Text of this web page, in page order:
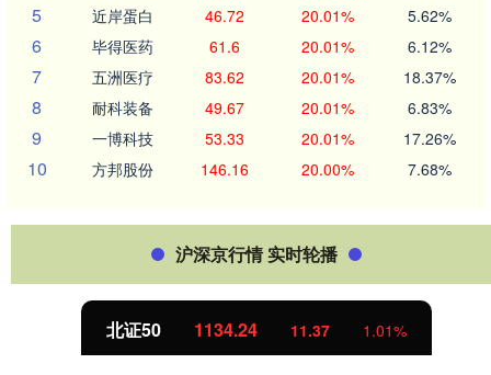
5 近岸蛋白 46.72 20.01% 5.62%
6 毕得医药 61.6 20.01% 6.12%
7 五洲医疗 83.62 20.01% 18.37%
8 耐科装备 49.67 20.01% 6.83%
9 一博科技 53.33 20.01% 17.26%
10 方邦股份 146.16 20.00% 7.68%
沪深京行情 实时轮播
北证50 1134.24 11.37 1.01%